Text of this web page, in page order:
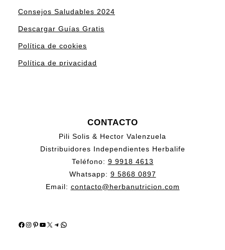
Consejos Saludables 2024
Descargar Guías Gratis
Política de cookies
Política de privacidad
CONTACTO
Pili Solis & Hector Valenzuela
Distribuidores Independientes Herbalife
Teléfono: 9 9918 4613
Whatsapp: 9 5868 0897
Email: contacto@herbanutricion.com
Facebook
Instagram
Pinterest
YouTube
X Telegram
WhatsApp